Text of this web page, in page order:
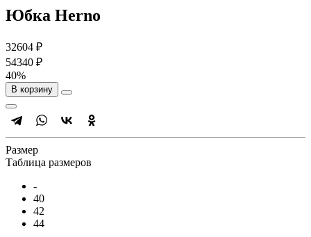
Юбка Herno
32604 ₽
54340 ₽
40%
В корзину
Размер
Таблица размеров
-
40
42
44